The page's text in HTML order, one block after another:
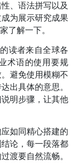
、语法拼写以及
为展示研究成果
了解一下。
读者来自全球各
术语的使用要规
避免使用模糊不
出具体的意思。
明步骤，让其他
如同精心搭建的
论，每一段落都
渡要自然流畅。